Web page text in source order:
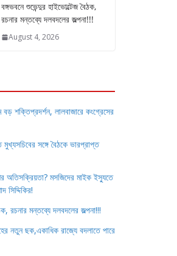
বঙ্গভবনে শুভেন্দুর হাইভোল্টেজ বৈঠক,
রচনার মন্তব্যে দলবদলের জল্পনা!!!
August 4, 2026
শক্তিপ্রদর্শন, লালবাজারে কংগ্রেসের
সঙ্গে বৈঠকে ভারপ্রাপ্ত
অতিসক্রিয়তা? মসজিদের মাইক ইস্যুতে
সিদ্দিকির!
রচনার মন্তব্যে দলবদলের জল্পনা!!!
নতুন ছক,একাধিক রাজ্যে বদলাতে পারে